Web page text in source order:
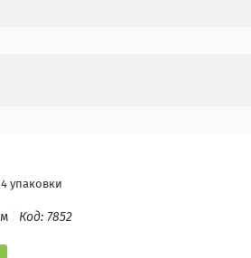
упаковки
Код: 7852